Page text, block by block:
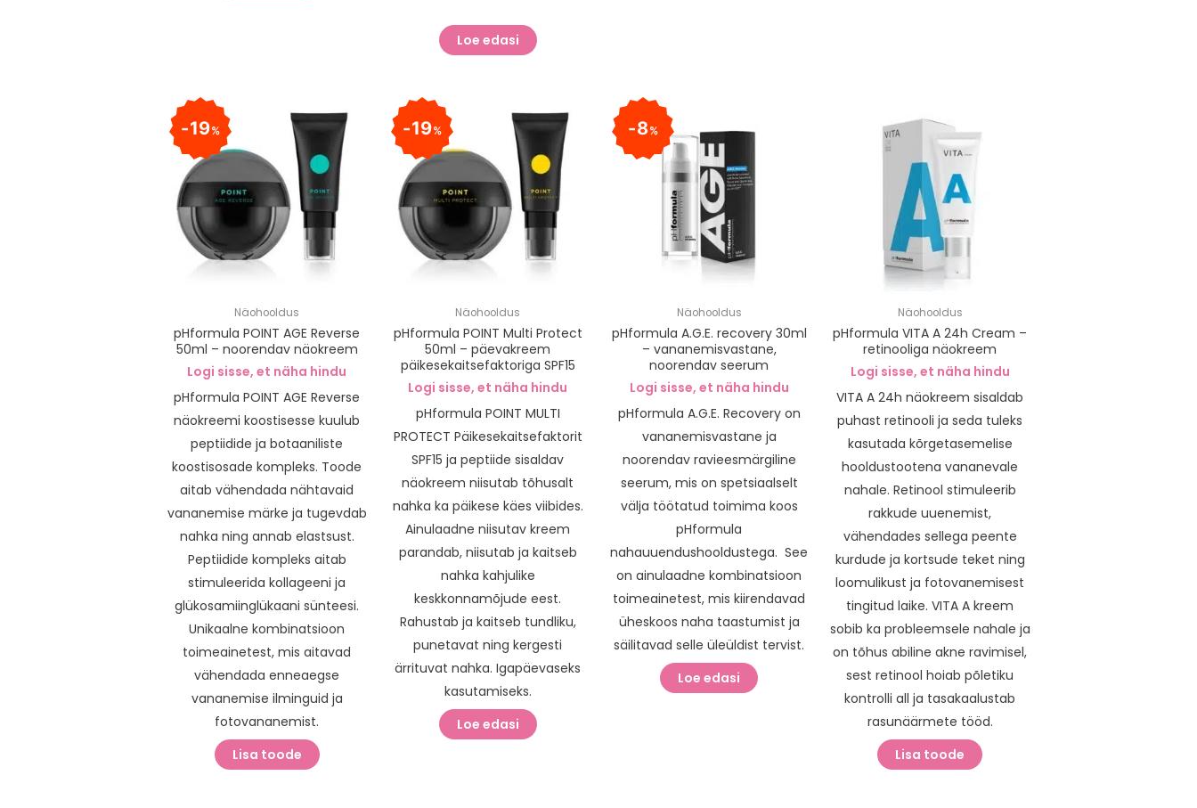
Loe edasi
19%
Näohooldus
pHformula POINT AGE Reverse
50ml – noorendav näokreem
Logi sisse, et näha hindu
pHformula POINT AGE Reverse
näokreemi koostisesse kuulub
peptiidide ja botaaniliste
koostisosade kompleks. Toode
aitab vähendada nähtavaid
vananemise märke ja tugevdab
nahka ning annab elastsust.
Peptiidide kompleks aitab
stimuleerida kollageeni ja
glükosamiinglükaani sünteesi.
Unikaalne kombinatsioon
toimeainetest, mis aitavad
vähendada enneaegse
vananemise ilminguid ja
fotovananemist.
Lisa toode
19%
Näohooldus
pHformula POINT Multi Protect
50ml – päevakreem
päikesekaitsefaktoriga SPF15
Logi sisse, et näha hindu
pHformula POINT MULTI
PROTECT Päikesekaitsefaktorit
SPF15 ja peptiide sisaldav
näokreem niisutab tõhusalt
nahka ka päikese käes viibides.
Ainulaadne niisutav kreem
parandab, niisutab ja kaitseb
nahka kahjulike
keskkonnamõjude eest.
Rahustab ja kaitseb tundliku,
punetavat ning kergesti
ärrituvat nahka. Igapäevaseks
kasutamiseks.
Loe edasi
8%
Näohooldus
pHformula A.G.E. recovery 30ml
– vananemisvastane,
noorendav seerum
Logi sisse, et näha hindu
pHformula A.G.E. Recovery on
vananemisvastane ja
noorendav ravieesmärgiline
seerum, mis on spetsiaalselt
välja töötatud toimima koos
pHformula
nahauuendushooldustega. See
on ainulaadne kombinatsioon
toimeainetest, mis kiirendavad
üheskoos naha taastumist ja
säilitavad selle üleüldist tervist.
Loe edasi
Näohooldus
pHformula VITA A 24h Cream –
retinooliga näokreem
Logi sisse, et näha hindu
VITA A 24h näokreem sisaldab
puhast retinooli ja seda tuleks
kasutada kõrgetasemelise
hooldustootena vananevale
nahale. Retinool stimuleerib
rakkude uuenemist,
vähendades sellega peente
kurdude ja kortsude teket ning
loomulikust ja fotovanemisest
tingitud laike. VITA A kreem
sobib ka probleemsele nahale ja
on tõhus abiline akne ravimisel,
sest retinool hoiab põletiku
kontrolli all ja tasakaalustab
rasunäärmete tööd.
Lisa toode